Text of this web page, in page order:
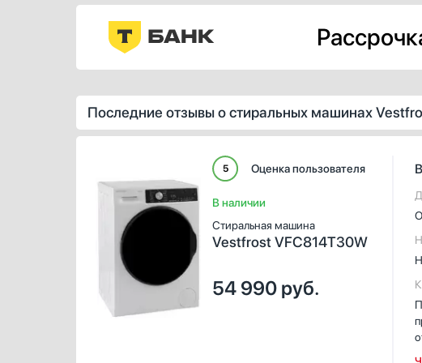
Последние отзывы о стиральных машинах
5 Оценка пользователя
В наличии
Стиральная машина
Vestfrost VFC814T30W
54 990 руб.